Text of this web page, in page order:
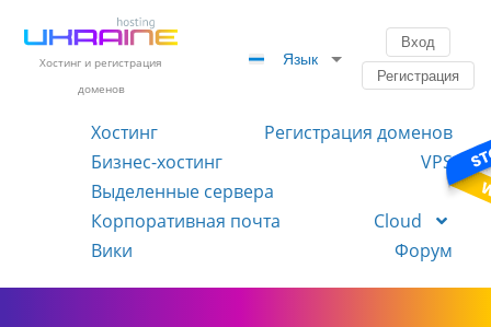
Хостинг и регистрация
доменов
Язык
Вход
Регистрация
Хостинг
Регистрация доменов
Бизнес-хостинг
VPS
Выделенные сервера
Корпоративная почта
Cloud
Вики
Форум